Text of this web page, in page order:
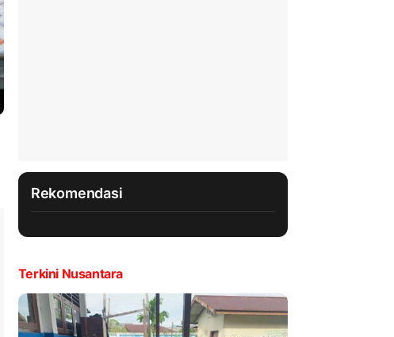
Rekomendasi
Terkini Nusantara